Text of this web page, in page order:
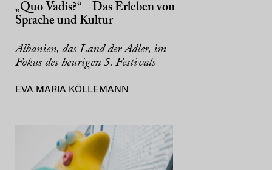
„Quo Vadis?“ – Das Erleben von
Sprache und Kultur
Albanien, das Land der Adler, im
Fokus des heurigen 5. Festivals
EVA MARIA KÖLLEMANN